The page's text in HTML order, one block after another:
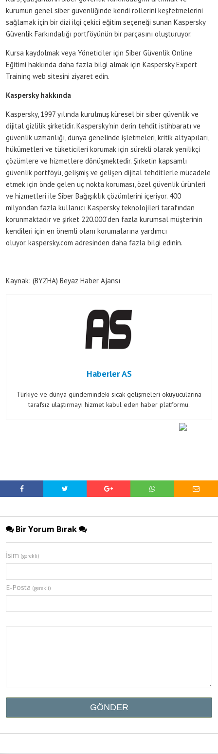
kurumun genel siber güvenliğinde kendi rollerini keşfetmelerini
sağlamak için bir dizi ilgi çekici eğitim seçeneği sunan Kaspersky
Güvenlik Farkındalığı portföyünün bir parçasını oluşturuyor.
Kursa kaydolmak veya Yöneticiler için Siber Güvenlik Online
Eğitimi hakkında daha fazla bilgi almak için Kaspersky Expert
Training web sitesini ziyaret edin.
Kaspersky hakkında
Kaspersky, 1997 yılında kurulmuş küresel bir siber güvenlik ve
dijital gizlilik şirketidir. Kaspersky’nin derin tehdit istihbaratı ve
güvenlik uzmanlığı, dünya genelinde işletmeleri, kritik altyapıları,
hükümetleri ve tüketicileri korumak için sürekli olarak yenilikçi
çözümlere ve hizmetlere dönüşmektedir. Şirketin kapsamlı
güvenlik portföyü, gelişmiş ve gelişen dijital tehditlerle mücadele
etmek için önde gelen uç nokta koruması, özel güvenlik ürünleri
ve hizmetleri ile Siber Bağışıklık çözümlerini içeriyor. 400
milyondan fazla kullanıcı Kaspersky teknolojileri tarafından
korunmaktadır ve şirket 220.000’den fazla kurumsal müşterinin
kendileri için en önemli olanı korumalarına yardımcı
oluyor. kaspersky.com adresinden daha fazla bilgi edinin.
Kaynak: (BYZHA) Beyaz Haber Ajansı
Haberler AS
Türkiye ve dünya gündemindeki sıcak gelişmeleri okuyucularına
tarafsız ulaştırmayı hizmet kabul eden haber platformu.
Bir Yorum Bırak
İsim (gerekli)
E-Posta (gerekli)